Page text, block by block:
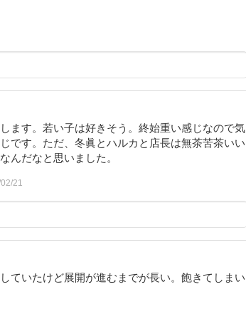
ます。若い子は好きそう。終始重い感じなので気
です。ただ、冬眞とハルカと店長は無茶苦茶いい
んだなと思いました。
21
ていたけど展開が進むまでが長い。飽きてしまい